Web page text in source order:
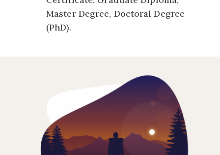
Master Degree, Doctoral Degree
(PhD).